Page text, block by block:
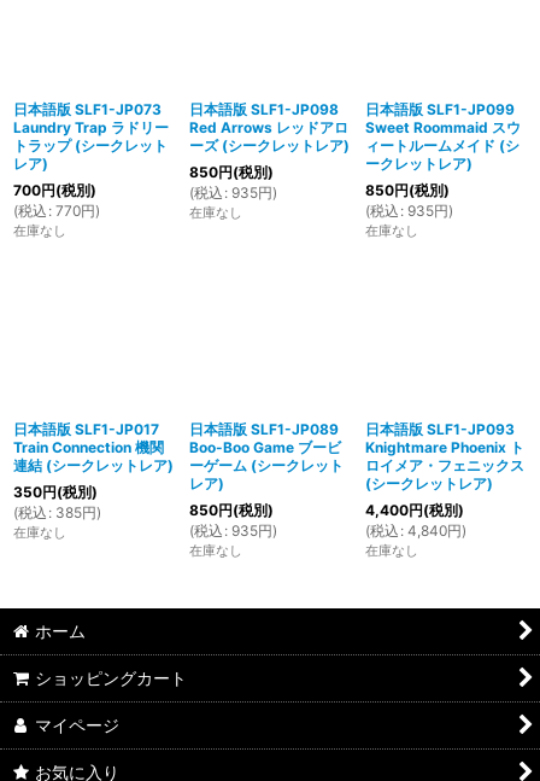
日本語版 SLF1-JP073
Laundry Trap ラドリー
トラップ (シークレット
レア)
700円(税別)
(税込 : 770円)
在庫なし
日本語版 SLF1-JP098
Red Arrows レッドアロ
ーズ (シークレットレア)
850円(税別)
(税込 : 935円)
在庫なし
日本語版 SLF1-JP099
Sweet Roommaid スウ
ィートルームメイド (シ
ークレットレア)
850円(税別)
(税込 : 935円)
在庫なし
日本語版 SLF1-JP017
Train Connection 機関
連結 (シークレットレア)
350円(税別)
(税込 : 385円)
在庫なし
日本語版 SLF1-JP089
Boo-Boo Game ブービ
ーゲーム (シークレット
レア)
850円(税別)
(税込 : 935円)
在庫なし
日本語版 SLF1-JP093
Knightmare Phoenix ト
ロイメア・フェニックス
(シークレットレア)
4,400円(税別)
(税込 : 4,840円)
在庫なし
ホーム
ショッピングカート
マイページ
お気に入り